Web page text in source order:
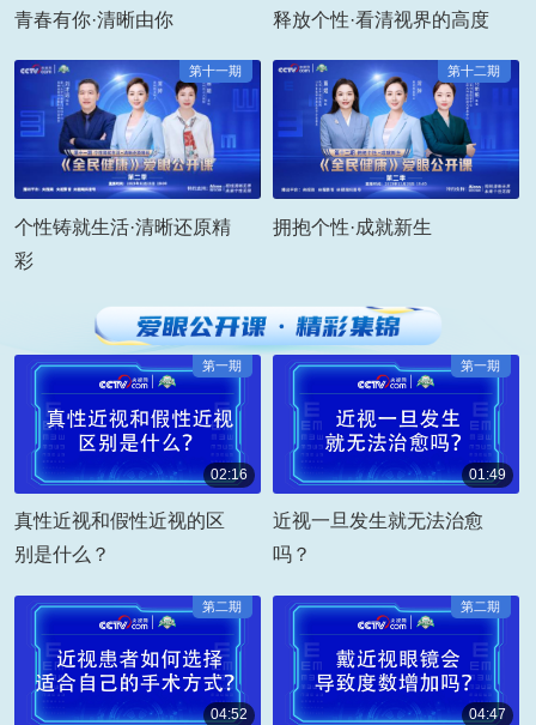
青春有你·清晰由你 释放个性·看清视界的高度
第十一期
个性铸就生活·清晰还原精
彩
第十二期
拥抱个性·成就新生
第一期
02:16
真性近视和假性近视的区
别是什么？
第一期
01:49
近视一旦发生就无法治愈
吗？
第二期
04:52
第二期
04:47